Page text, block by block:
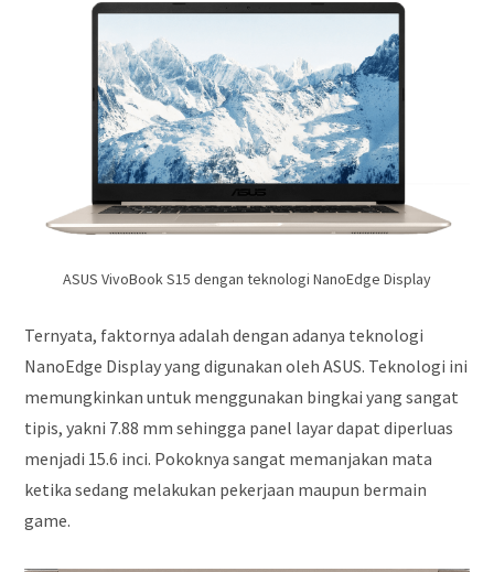
ASUS VivoBook S15 dengan teknologi NanoEdge Display
Ternyata, faktornya adalah dengan adanya teknologi
NanoEdge Display yang digunakan oleh ASUS. Teknologi ini
memungkinkan untuk menggunakan bingkai yang sangat
tipis, yakni 7.88 mm sehingga panel layar dapat diperluas
menjadi 15.6 inci. Pokoknya sangat memanjakan mata
ketika sedang melakukan pekerjaan maupun bermain
game.